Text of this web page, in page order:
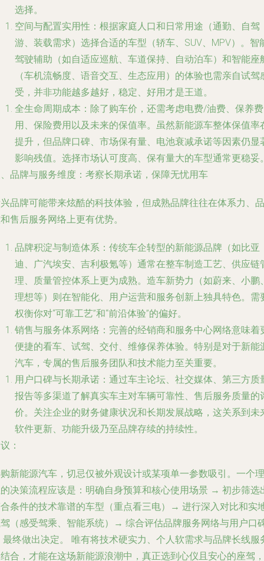
选择。
空间与配置实用性 ：根据家庭人口和日常用途（通勤、自驾
游、装载需求）选择合适的车型（轿车、SUV、MPV）。智
驾驶辅助（如自适应巡航、车道保持、自动泊车）和智能座
（车机流畅度、语音交互、生态应用）的体验也需亲自试驾
受，并非功能越多越好，稳定、好用才是王道。
全生命周期成本 ：除了购车价，还需考虑电费/油费、保养费
用、保险费用以及未来的保值率。虽然新能源车整体保值率
提升，但品牌口碑、市场保有量、电池衰减承诺等因素仍显
影响残值。选择市场认可度高、保有量大的车型通常更稳妥
品牌与服务维度：考察长期承诺，保障无忧用车
品牌可能带来炫酷的科技体验，但成熟品牌往往在体系力、品
售后服务网络上更有优势。
品牌积淀与制造体系 ：传统车企转型的新能源品牌（如比亚
迪、广汽埃安、吉利极氪等）通常在整车制造工艺、供应链
理、质量管控体系上更为成熟。造车新势力（如蔚来、小鹏
理想等）则在智能化、用户运营和服务创新上独具特色。需
权衡你对“可靠工艺”和“前沿体验”的偏好。
销售与服务体系网络 ：完善的经销商和服务中心网络意味着
便捷的看车、试驾、交付、维修保养体验。特别是对于新能
汽车，专属的售后服务团队和技术能力至关重要。
用户口碑与长期承诺 ：通过车主论坛、社交媒体、第三方质
报告等多渠道了解真实车主对车辆可靠性、售后服务质量的
价。关注企业的财务健康状况和长期发展战略，这关系到未
软件更新、功能升级乃至品牌存续的持续性。
：
新能源汽车，切忌仅被外观设计或某项单一参数吸引。一个理
决策流程应该是： 明确自身预算和核心使用场景 → 初步筛选
条件的技术靠谱的车型（重点看三电）→ 进行深入对比和实
（感受驾乘、智能系统）→ 综合评估品牌服务网络与用户口
终做出决定。
唯有将技术硬实力、个人软需求与品牌长线服
合，才能在这场新能源浪潮中，真正选到心仪且安心的座驾，